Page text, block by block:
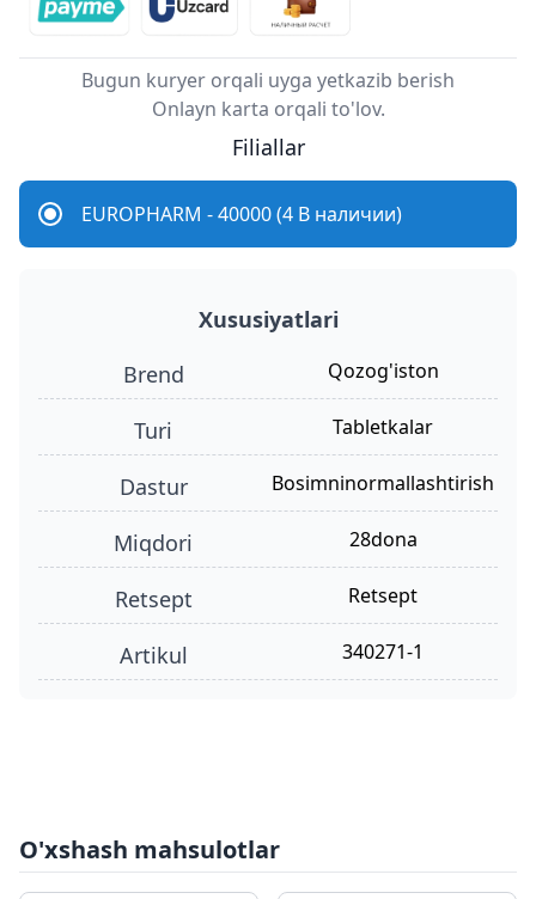
Bugun kuryer orqali uyga yetkazib berish
Onlayn karta orqali to'lov.
Filiallar
EUROPHARM - 40000 (4 В наличии)
Xususiyatlari
Brend
Qozog'iston
turi tabletkalar
dastur bosimninormallashtirish
miqdori 28dona
retsept retsept
Artikul 340271-1
O'xshash mahsulotlar